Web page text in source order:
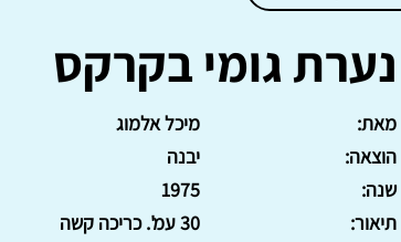
נערת גומי בקרקס
מיכל אלמוג
מאת:
יבנה
הוצאה:
1975
שנה:
30 עמ'. כריכה קשה
תיאור: